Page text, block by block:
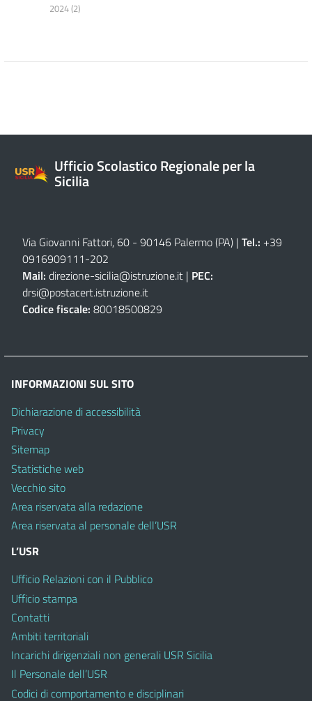
2024 (2)
Ufficio Scolastico Regionale per la
Sicilia
Via Giovanni Fattori, 60 - 90146 Palermo (PA) | Tel.: +39
0916909111-202
Mail: direzione-sicilia@istruzione.it | PEC:
drsi@postacert.istruzione.it
Codice fiscale: 80018500829
INFORMAZIONI SUL SITO
Dichiarazione di accessibilità
Privacy
Sitemap
Statistiche web
Vecchio sito
Area riservata alla redazione
Area riservata al personale dell’USR
L’USR
Ufficio Relazioni con il Pubblico
Ufficio stampa
Contatti
Ambiti territoriali
Incarichi dirigenziali non generali USR Sicilia
Il Personale dell’USR
Codici di comportamento e disciplinari